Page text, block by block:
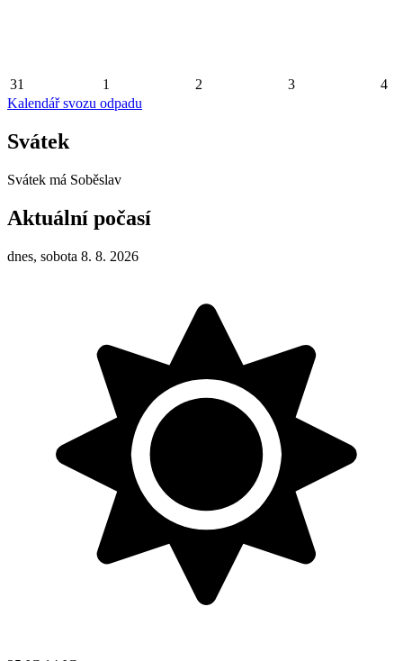
31 1 2 3
4
Kalendář svozu odpadu
Svátek
Svátek má Soběslav
Aktuální počasí
dnes, sobota 8. 8. 2026